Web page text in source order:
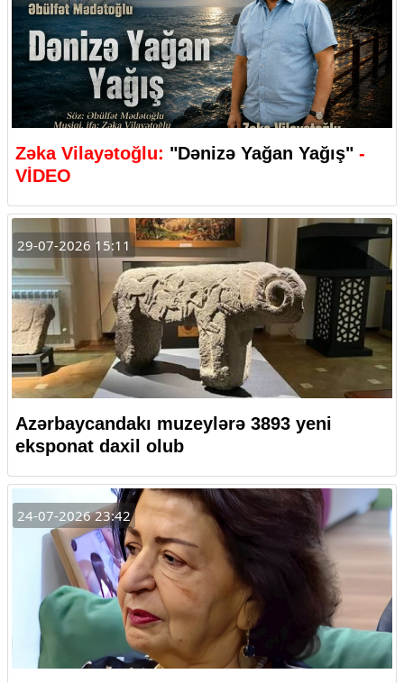
Zəka Vilayətoğlu: "Dənizə Yağan Yağış" -
VİDEO
29-07-2026 15:11
Azərbaycandakı muzeylərə 3893 yeni
eksponat daxil olub
24-07-2026 23:42